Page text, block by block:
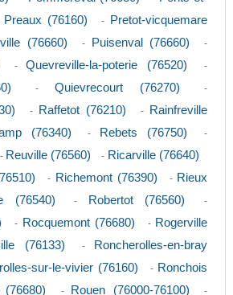
Preaux (76160) -
Pretot-vicquemare
(76660) - Puisenval (76660) -
-Quevreville-la-poterie (76520) -
- Quievrecourt (76270) -
- Raffetot (76210) -
Rainfreville
(76340) - Rebets (76750) -
- Reuville (76560) - Ricarville (76640)
- Richemont (76390) - Rieux
(76540) - Robertot (76560) -
- Rocquemont (76680) - Rogerville
(76133) -
Roncherolles-en-bray
sur-le-vivier (76160) - Ronchois
(76680) - Rouen (76000-76100) -